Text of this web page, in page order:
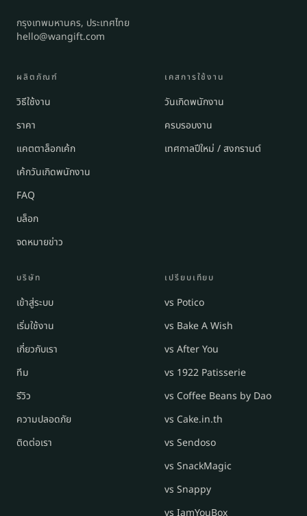
กรุงเทพมหานคร, ประเทศไทย
hello@wangift.com
ผลิตภัณฑ์
วิธีใช้งาน
ราคา
แคตตาล็อกเค้ก
เค้กวันเกิดพนักงาน
FAQ
บล็อก
จดหมายข่าว
เคสการใช้งาน
วันเกิดพนักงาน
ครบรอบงาน
เทศกาลปีใหม่ / สงกรานต์
บริษัท
เข้าสู่ระบบ
เริ่มใช้งาน
เกี่ยวกับเรา
ทีม
รีวิว
ความปลอดภัย
ติดต่อเรา
เปรียบเทียบ
vs Potico
vs Bake A Wish
vs After You
vs 1922 Patisserie
vs Coffee Beans by Dao
vs Cake.in.th
vs Sendoso
vs SnackMagic
vs Snappy
vs IamYouBox